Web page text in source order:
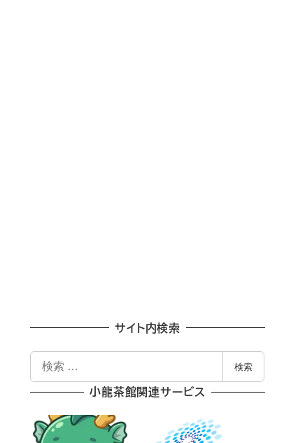
サイト内検索
索
検索
小龍茶館関連サービス